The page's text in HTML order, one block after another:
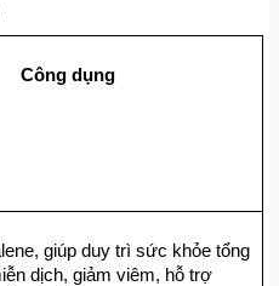
Công dụng
giúp duy trì sức khỏe tổng
dịch, giảm viêm, hỗ trợ